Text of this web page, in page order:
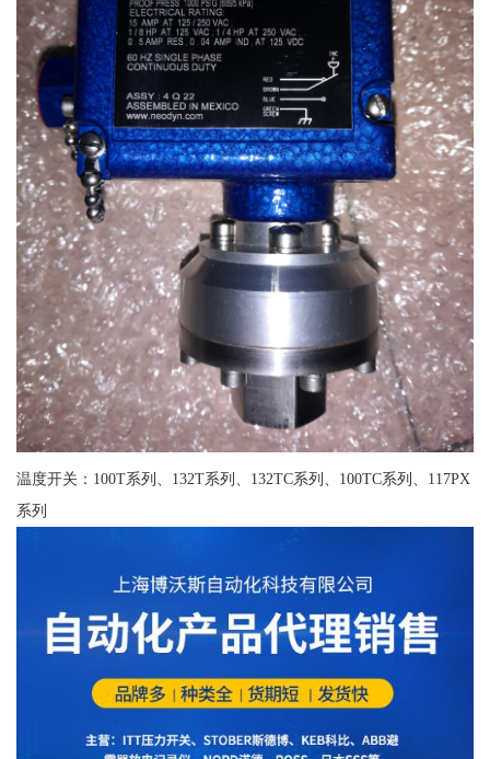
温度开关：100T系列、132T系列、132TC系列、100TC系列、117PX
系列